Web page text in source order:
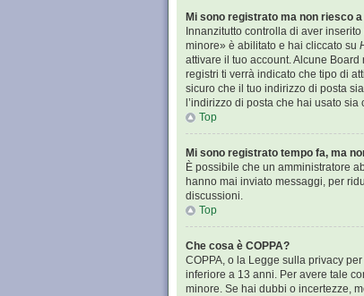
Mi sono registrato ma non riesco
Innanzitutto controlla di aver
minore» è abilitato e hai cliccato su
attivare il tuo account. Alcune
registri ti verrà indicato che tipo di
sicuro che il tuo indirizzo di posta
l’indirizzo di posta che hai usato
Top
Mi sono registrato tempo fa, ma
È possibile che un amministratore
hanno mai inviato messaggi, per
discussioni.
Top
Che cosa è COPPA?
COPPA, o la Legge sulla privacy
inferiore a 13 anni. Per avere tale
minore. Se hai dubbi o incertezze,